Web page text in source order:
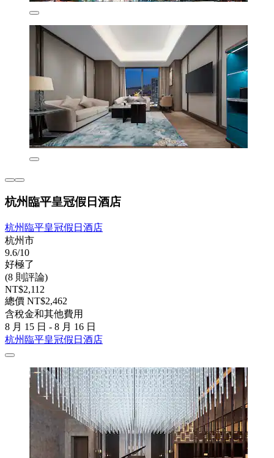
杭州臨平皇冠假日酒店
杭州臨平皇冠假日酒店
杭州市
9.6/10
好極了
(8 則評論)
NT$2,112
總價 NT$2,462
含稅金和其他費用
8 月 15 日 - 8 月 16 日
杭州臨平皇冠假日酒店